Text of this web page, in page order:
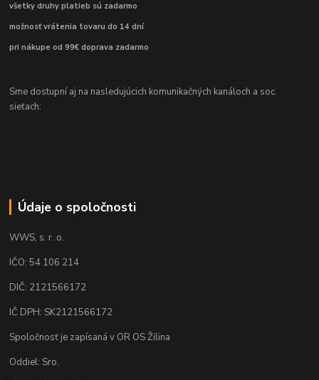
všetky druhy platieb sú zadarmo
možnosť vrátenia tovaru do 14 dní
pri nákupe od 99€ doprava zadarmo
Sme dostupní aj na nasledujúcich komunikačných kanáloch a soc.
sieťach:
Údaje o spoločnosti
WWS, s. r. o.
IČO: 54 106 214
DIČ: 2121566172
IČ DPH: SK2121566172
Spoločnosť je zapísaná v OR OS Žilina
Oddiel: Sro.